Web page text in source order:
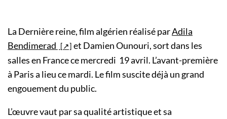
La Dernière reine, film algérien réalisé parAdila
Bendimerad
et Damien Ounouri, sort dans les
salles en France ce mercredi 19 avril. L’avant-première
à Paris a lieu ce mardi. Le film suscite déjà un grand
engouement du public.
L’œuvre vaut par sa qualité artistique et sa